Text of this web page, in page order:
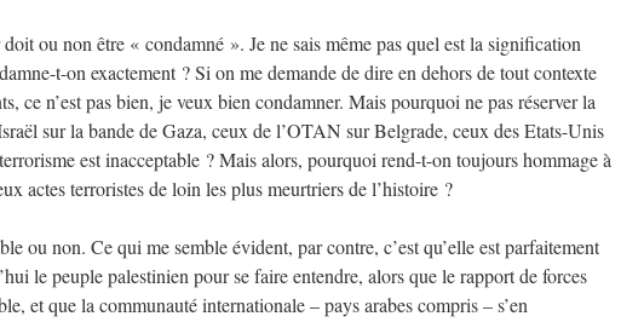
ou non être « condamné ». Je ne sais même pas quel est la signification
t-on exactement ? Si on me demande de dire en dehors de tout contexte
ce n’est pas bien, je veux bien condamner. Mais pourquoi ne pas réserver la
sur la bande de Gaza, ceux de l’OTAN sur Belgrade, ceux des Etats-Unis
est inacceptable ? Mais alors, pourquoi rend-t-on toujours hommage à
actes terroristes de loin les plus meurtriers de l’histoire ?
ou non. Ce qui me semble évident, par contre, c’est qu’elle est parfaitement
le peuple palestinien pour se faire entendre, alors que le rapport de forces
et que la communauté internationale – pays arabes compris – s’en